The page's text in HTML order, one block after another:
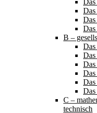
Das
Das
B –
Das
C –
technisch